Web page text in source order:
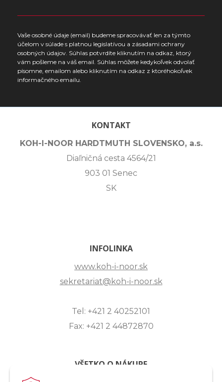
Vaše osobné údaje (email) budeme spracovávať len za týmto
účelom v súlade s platnou legislatívou a zásadami ochrany
osobných údajov. Súhlas potvrdíte kliknutím na odkaz, ktorý
vám pošleme na váš email. Súhlas môžete kedykoľvek odvolať
písomne, emailom alebo kliknutím na odkaz z ktoréhokoľvek
informačného emailu.
KONTAKT
KOH-I-NOOR HARDTMUTH SLOVENSKO, a.s.
Diaľničná cesta 4564/21
903 01 Senec
SK
INFOLINKA
www.koh-i-noor.sk
sekretariat@koh-i-noor.sk
Tel: +421 2 40252101
Fax: +421 2 44872870
VŠETKO O NÁKUPE